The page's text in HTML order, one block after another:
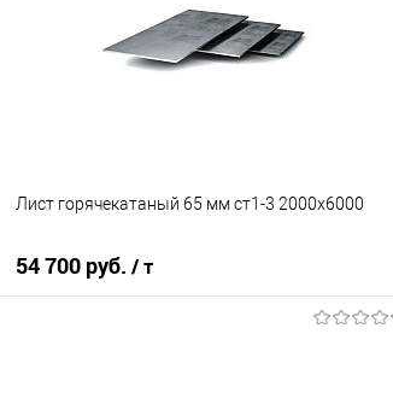
В избранное
Под заказ
Лист горячекатаный 65 мм ст1-3 2000х6000
54 700 руб. / т